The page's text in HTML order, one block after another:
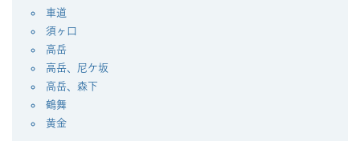
車道
須ヶ口
高岳
高岳、尼ケ坂
高岳、森下
鶴舞
黄金